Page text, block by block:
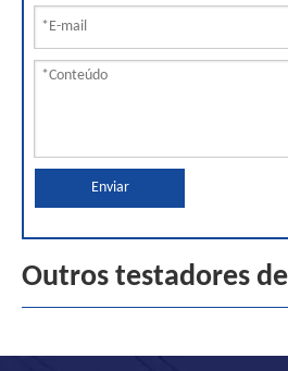
Enviar
Outros testadores